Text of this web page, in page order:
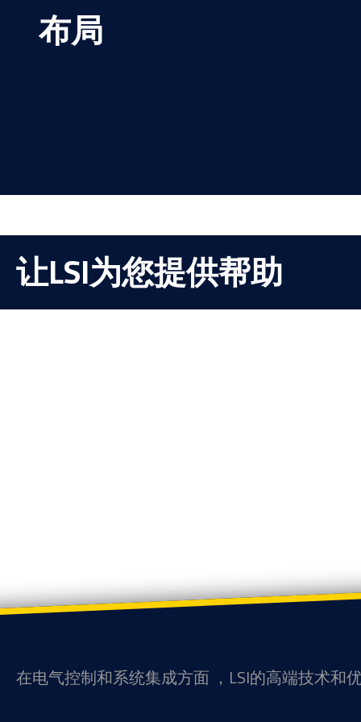
布局
让LSI为您提供帮助
在电气控制和系统集成方面 ，LSI的高端技术和